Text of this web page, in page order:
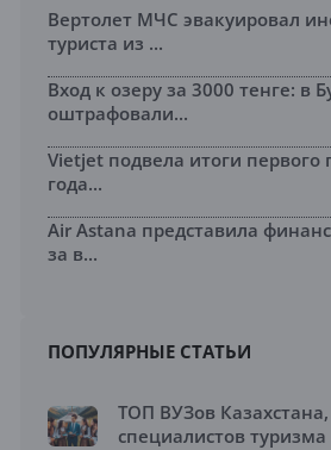
Вертолет МЧС эвакуировал
туриста из ...
Вход к озеру за 3000 тенге: в
оштрафовали...
Vietjet подвела итоги первого
года...
Air Astana представила
за в...
ПОПУЛЯРНЫЕ СТАТЬИ
ТОП ВУЗов Казахстана,
специалистов туризма